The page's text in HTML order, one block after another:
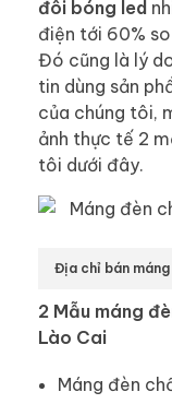
đôi bóng led
điện tới 60%
Đó cũng là lý
tin dùng sản
của chúng tôi,
ảnh thực tế 2
tôi dưới đây.
Địa chỉ bán
2 Mẫu máng
Lào Cai
Máng đèn